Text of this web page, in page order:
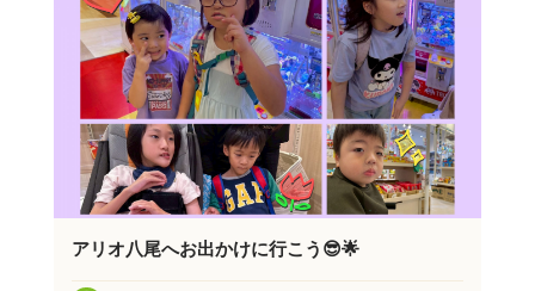
アリオ八尾へお出かけに行こう😎🌟